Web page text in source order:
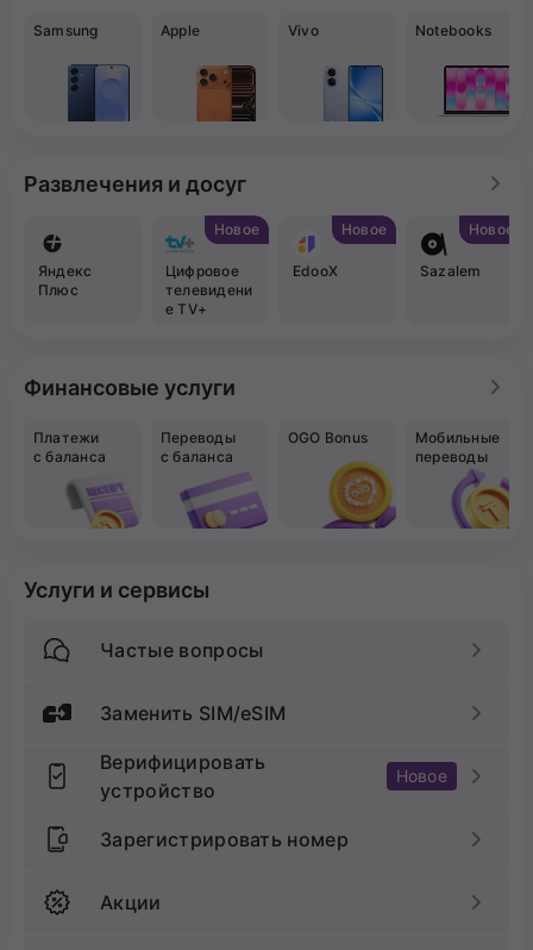
Samsung Apple Vivo Notebooks
Развлечения и досуг
Яндекс
Плюс
Новое
Цифровое
телевидени
е TV+
Новое
EdooX
Новое
Sazalem
Финансовые услуги
Платежи
с баланса
Переводы
с баланса
OGO Bonus
Мобильные
переводы
Услуги и сервисы
Частые вопросы
Заменить SIM/eSIM
Верифицировать
устройство
Новое
Зарегистрировать номер
Акции